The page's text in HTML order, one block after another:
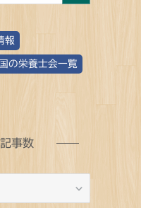
報
の栄養士会一覧
事数